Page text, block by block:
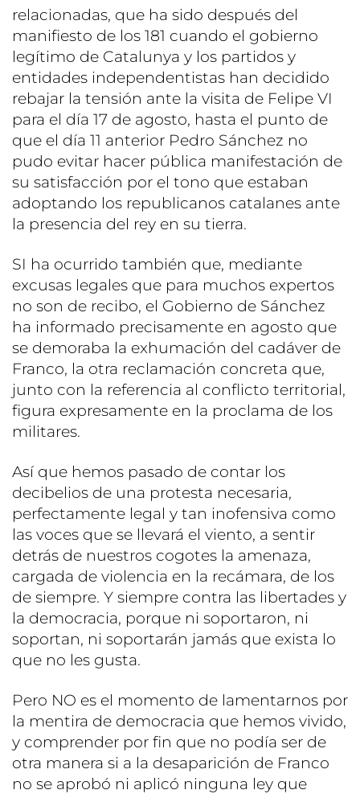
relacionadas, que ha sido después del
manifiesto de los 181 cuando el gobierno
legítimo de Catalunya y los partidos y
entidades independentistas han decidido
rebajar la tensión ante la visita de Felipe VI
para el día 17 de agosto, hasta el punto de
que el día 11 anterior Pedro Sánchez no
pudo evitar hacer pública manifestación de
su satisfacción por el tono que estaban
adoptando los republicanos catalanes ante
la presencia del rey en su tierra.
SI ha ocurrido también que, mediante
excusas legales que para muchos expertos
no son de recibo, el Gobierno de Sánchez
ha informado precisamente en agosto que
se demoraba la exhumación del cadáver de
Franco, la otra reclamación concreta que,
junto con la referencia al conflicto territorial,
figura expresamente en la proclama de los
militares.
Así que hemos pasado de contar los
decibelios de una protesta necesaria,
perfectamente legal y tan inofensiva como
las voces que se llevará el viento, a sentir
detrás de nuestros cogotes la amenaza,
cargada de violencia en la recámara, de los
de siempre. Y siempre contra las libertades y
la democracia, porque ni soportaron, ni
soportan, ni soportarán jamás que exista lo
que no les gusta.
Pero NO es el momento de lamentarnos por
la mentira de democracia que hemos vivido,
y comprender por fin que no podía ser de
otra manera si a la desaparición de Franco
no se aprobó ni aplicó ninguna ley que